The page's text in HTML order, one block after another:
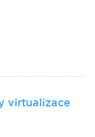
virtualizace